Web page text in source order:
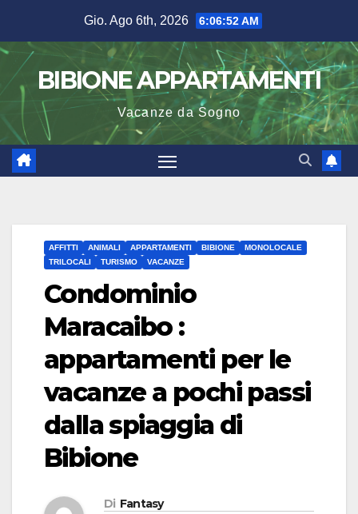
contenuto
Gio. Ago 6th, 2026 6:06:52 AM
BIBIONE APPARTAMENTI
Vacanze da Sogno
AFFITTI ANIMALI APPARTAMENTI BIBIONE
MONOLOCALE
TRILOCALI
TURISMO VACANZE
Condominio
Maracaibo :
appartamenti per le
vacanze a pochi passi
dalla spiaggia di
Bibione
Di Fantasy